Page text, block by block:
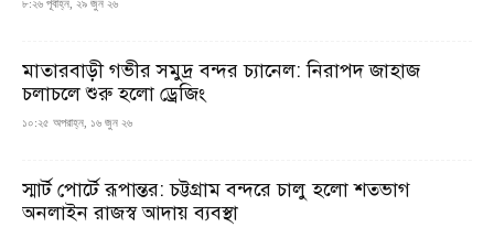
৮:২৬ পূর্বাহ্ন, ২৯ জুন ২৬
মাতারবাড়ী গভীর সমুদ্র বন্দর চ্যানেল: নিরাপদ জাহাজ
চলাচলে শুরু হলো ড্রেজিং
১০:২৫ অপরাহ্ন, ১৬ জুন ২৬
স্মার্ট পোর্টে রূপান্তর: চট্টগ্রাম বন্দরে চালু হলো শতভাগ
অনলাইন রাজস্ব আদায় ব্যবস্থা